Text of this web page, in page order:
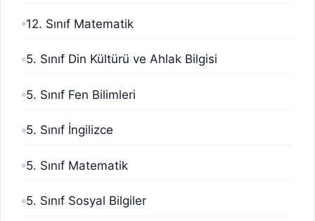
12. Sınıf Matematik
5. Sınıf Din Kültürü ve Ahlak Bilgisi
5. Sınıf Fen Bilimleri
5. Sınıf İngilizce
5. Sınıf Matematik
5. Sınıf Sosyal Bilgiler